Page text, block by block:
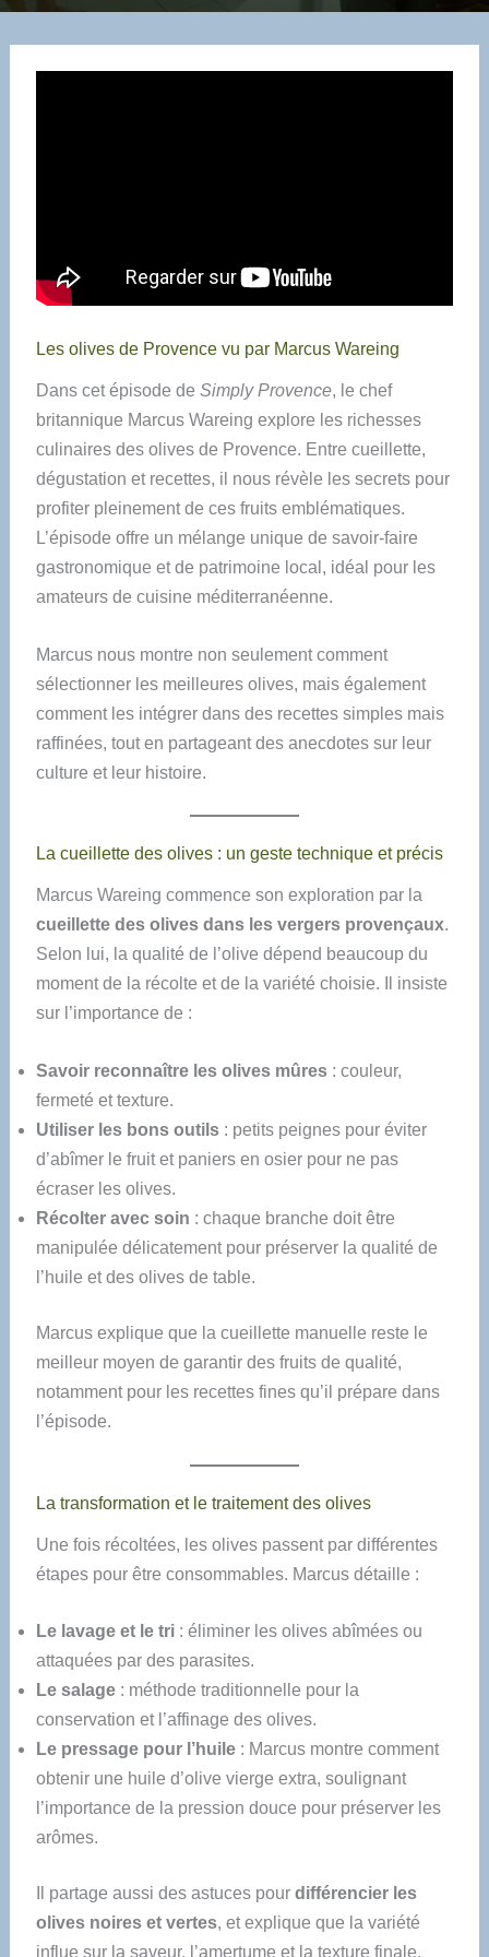
Les olives de Provence vu par Marcus Wareing
Dans cet épisode de Simply Provence, le chef
britannique Marcus Wareing explore les richesses
culinaires des olives de Provence. Entre cueillette,
dégustation et recettes, il nous révèle les secrets pour
profiter pleinement de ces fruits emblématiques.
L’épisode offre un mélange unique de savoir-faire
gastronomique et de patrimoine local, idéal pour les
amateurs de cuisine méditerranéenne.
Marcus nous montre non seulement comment
sélectionner les meilleures olives, mais également
comment les intégrer dans des recettes simples mais
raffinées, tout en partageant des anecdotes sur leur
culture et leur histoire.
La cueillette des olives : un geste technique et précis
Marcus Wareing commence son exploration par la
cueillette des olives dans les vergers provençaux.
Selon lui, la qualité de l’olive dépend beaucoup du
moment de la récolte et de la variété choisie. Il insiste
sur l’importance de :
Savoir reconnaître les olives mûres: couleur,
fermeté et texture.
Utiliser les bons outils: petits peignes pour éviter
d’abîmer le fruit et paniers en osier pour ne pas
écraser les olives.
Récolter avec soin : chaque branche doit être
manipulée délicatement pour préserver la qualité de
l’huile et des olives de table.
Marcus explique que la cueillette manuelle reste le
meilleur moyen de garantir des fruits de qualité,
notamment pour les recettes fines qu’il prépare dans
l’épisode.
La transformation et le traitement des olives
Une fois récoltées, les olives passent par différentes
étapes pour être consommables. Marcus détaille :
Le lavage et le tri: éliminer les olives abîmées ou
attaquées par des parasites.
Le salage: méthode traditionnelle pour la
conservation et l’affinage des olives.
Le pressage pour l’huile: Marcus montre comment
obtenir une huile d’olive vierge extra, soulignant
l’importance de la pression douce pour préserver les
arômes.
Il partage aussi des astuces pour différencier les
olives noires et vertes, et explique que la variété
influe sur la saveur, l’amertume et la texture finale.